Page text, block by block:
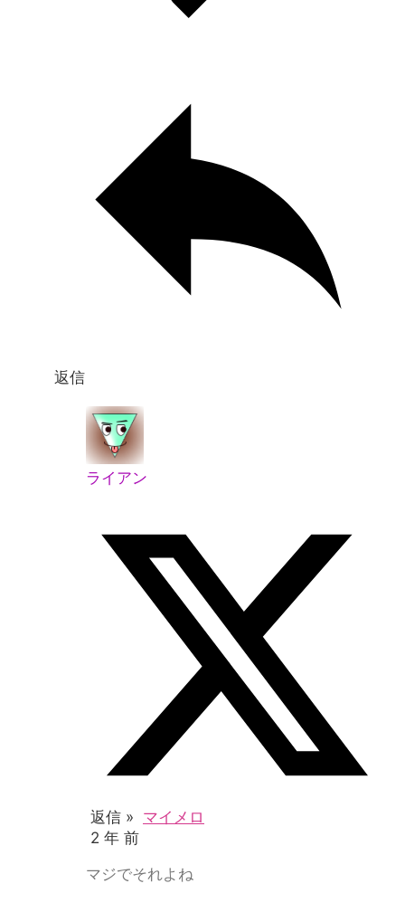
返信
ライアン
返信 » マイメロ
2 年 前
マジでそれよね